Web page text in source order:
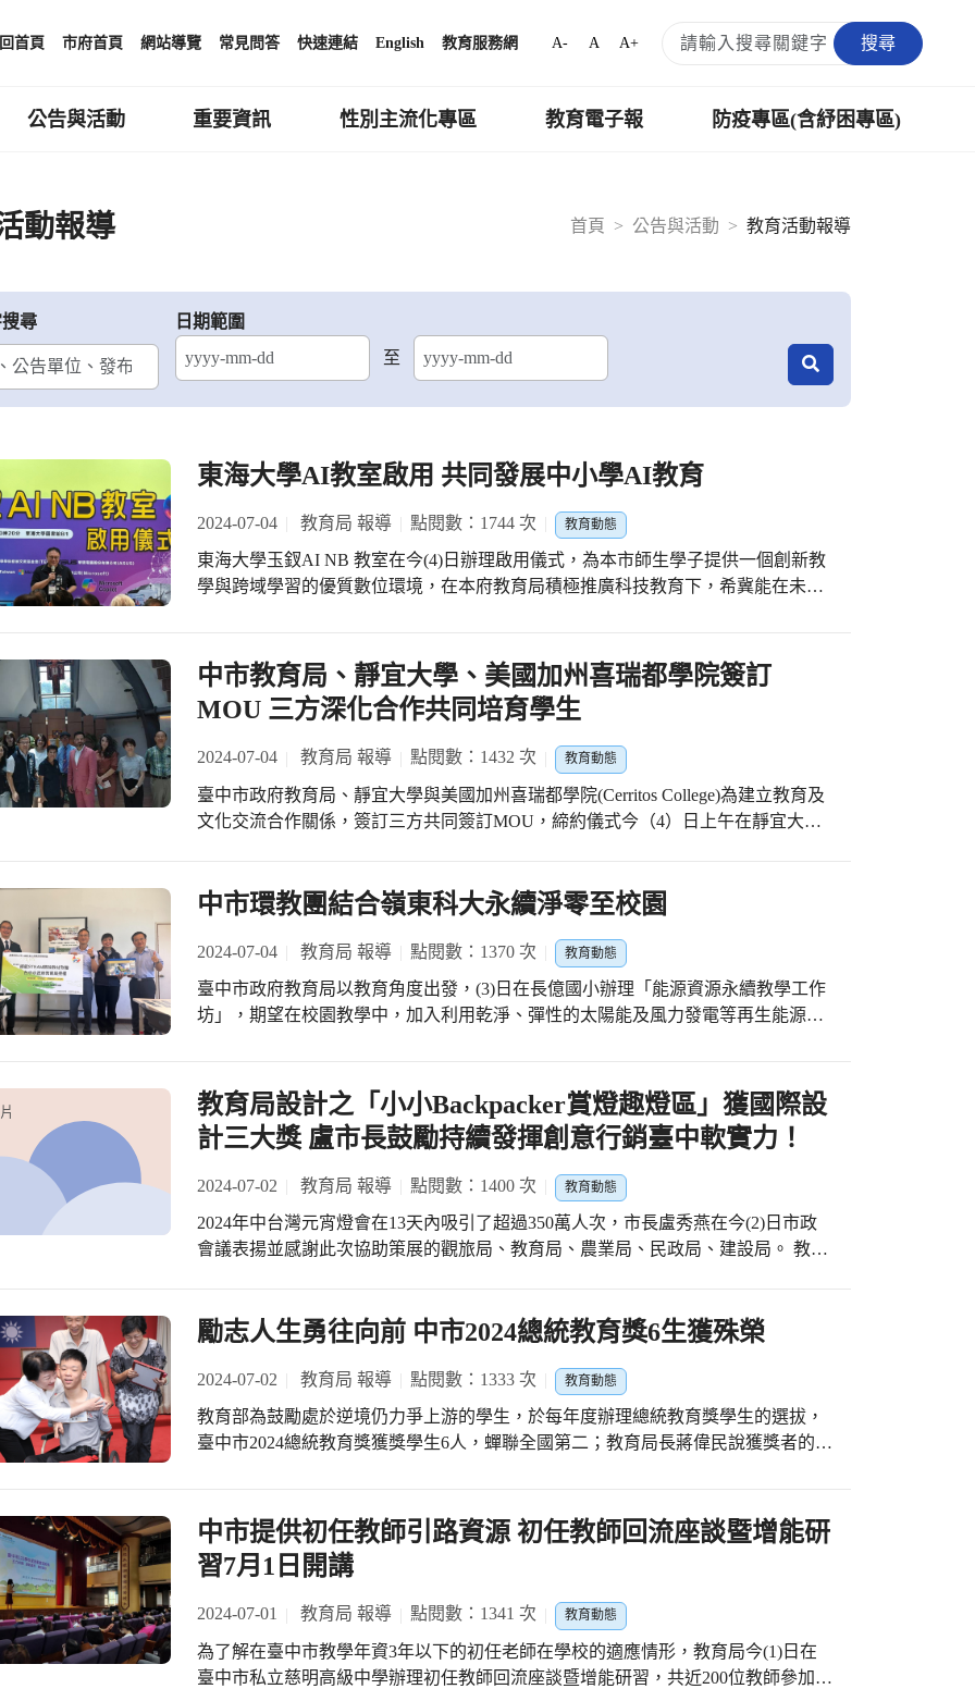
回首頁 市府首頁 網站導覽 常見問答 快速連結 English 教育服務網 A- A A+ 搜尋
公告與活動 重要資訊 性別主流化專區 教育電子報 防疫專區(含紓困專區)
首頁 公告與活動 教育活動報導
動報導
尋
日期範圍
至
結束日期
東海大學AI教室啟用 共同發展中小學AI教育
2024-07-04 教育局 報導 點閱數：1744 次 教育動態
東海大學玉釵AI NB 教室在今(4)日辦理啟用儀式，為本市師生學子提供一個創新教
學與跨域學習的優質數位環境，在本府教育局積極推廣科技教育下，希冀能在未來
根，教育局為落實「AI教育化、教育AI化」，在112學年度針對國中課程八大領域
中的國語文及藝術領域進行AI融入之教學種子教師工作坊，結合大學及業界資源辦
理教師研習，將本市的教育帶向人工智慧教育及數位學習新時代。除了設立3所
STEAM示範中心，在山、海、屯、中4區分別設置2座自造教育及科技中心，各校組
成策略聯盟，培育科技教育種子師資，辦理推廣科技教育及寒暑假課程與營隊活
動，兼顧教師增能與學生科技實作，以提升新課綱科技領域課程成效 東海大學
自107年起，開始有計畫地推動全校軟硬體環境，乃至於教學能量與制度上的變革與
教育》世界大學影響力排名進入世界百大，並受教友肯定慷慨捐贈支持建置「玉釵
善的軟硬體設備，讓本市學子在AI時代中脫穎而出，共創學子的科技未來。 教育局
表示，為實踐聯合國永續發展優質教育目標，推廣深化科技領域課程及精神，除了
設立3所STEAM示範中心，在山、海、屯、中各區亦設置2座自造教育及科技中心，
中市教育局、靜宜大學、美國加州喜瑞都學院簽訂
MOU 三方深化合作共同培育學生
2024-07-04 教育局 報導 點閱數：1432 次 教育動態
臺中市政府教育局、靜宜大學與美國加州喜瑞都學院(Cerritos College)為建立教育及
文化交流合作關係，簽訂三方共同簽訂MOU，締約儀式今（4）日上午在靜宜大學
長期交流關係正式開展。 蔣局長表示，盧秀燕市長重視推動國際教育，臺中市目前
參訪交流機會，安排到姊妹校參訪及入班上課，姊妹校也會規劃來台拜訪及入班交
流等等；教育局期望透過這次締結MOU，加深和加州喜瑞都學院及靜宜大學間的合
作，攜手讓雙邊的師生共同成長。 蔣局長說，這次MOU簽定後，三方合作的首部
語培力、接軌國際」為願景規劃課程，安排雙方進行文化交流及共同創作作品，並
規劃讓台美的師生一起探訪清水社區，共同參與清水嘉裕里社區壁畫彩繪活動，藉
何淑熏指出，透過此次經驗，靜宜大學不僅提供外籍生和本地生雙語及文化交流的
寶貴體驗，靜宜大學與台中市清水嘉裕里合作規劃，讓外籍生與本地生共同進行社
區壁畫彩繪，留下此次交流的美好回憶。 負責該計畫的美國加州喜瑞都學院理事劉
況相當熱烈，顯示出加州民眾對於來台學習的熱情。
中市環教團結合嶺東科大永續淨零至校園
2024-07-04 教育局 報導 點閱數：1370 次 教育動態
臺中市政府教育局以教育角度出發，(3)日在長億國小辦理「能源資源永續教學工作
坊」，期望在校園教學中，加入利用乾淨、彈性的太陽能及風力發電等再生能源，
者。 教育局指出，教育局的環境教育輔導團已連續6年辦理能源資源永續教學工作
坊，每年10所學校參與，教師經由工作坊的增能及共備，回到學校進行教學活動，
參與的師生超過2,000人次；今年感謝嶺東科技大學協助提供相關資源，除了在能源
資源永續利用之外，加入淨零碳排教學內容，從知識面，進一步提升到態度面及行
動面。 嶺東科大校長陳仁龍教授指出，科學證實氣候變遷造成的影響已經相當緊
急，氣候議題引發國際高度重視，各國陸續提出「2050淨零排放」的宣示與行動，
學校亦相當重視此議題，為此校內成立了「淨零永續產學研中心」，將ESG發展設
師生以STEAM專長結合綠能永續議題，發展"綠能STEAM開放教材"，設計邏輯編
案與臺中市政府教育局環境教育輔導團合作。 教育局表示，感謝今天由嶺東科大捐
贈參與工作坊學校每校2套「邏輯編程機器人」教組，並無償授權師生設計教案於臺
中市教育局使用，本次研習除這2套教組，教育局亦提供每校「氣候緊急狀態」桌遊
得，整理歸納討論教學方法，可以互相學習、成長，回到學校進行教學也就能更具
體達到教學目標，也能更清楚如何引導學生進行環境行動。
教育局設計之「小小Backpacker賞燈趣燈區」獲國際設
計三大獎 盧市長鼓勵持續發揮創意行銷臺中軟實力！
2024-07-02 教育局 報導 點閱數：1400 次 教育動態
2024年中台灣元宵燈會在13天內吸引了超過350萬人次，市長盧秀燕在今(2)日市政
會議表揚並感謝此次協助策展的觀旅局、教育局、農業局、民政局、建設局。 教育
獎-展覽與活動設計類-金獎」、「繆思創意-文化節慶類-金獎」，近日再傳榮獲「倫
局蔣偉民局長表示，臺中市一直推動跨領域的美感教育，希望孩子們能在生活中體
驗美感，此次燈會，教育局巧妙結合了科技教育、閱讀教育與美感藝術，將閱讀教
育元素與跨學科教育理念STEAM（科學、技術、工程、藝術和數學）融入燈區設計
育局設計的燈區「小小背包客-奇幻閱讀世界」，採用明亮生動的配色，營造色彩繽
紛、童趣洋溢的氛圍。燈區設計還結合了聯合國永續發展目標SDG 4「優質教育」
必要性，其中FUN閱全球燈組展示了來自世界七大洲的動物，象徵臺中教育面向世
界的胸懷。
勵志人生勇往向前 中市2024總統教育獎6生獲殊榮
2024-07-02 教育局 報導 點閱數：1333 次 教育動態
教育部為鼓勵處於逆境仍力爭上游的學生，於每年度辦理總統教育獎學生的選拔，
臺中市2024總統教育獎獲獎學生6人，蟬聯全國第二；教育局長蔣偉民說獲獎者的故
穎、大甲高中黎昱君、私立惠明盲校潘政穎、臺中一中林易、逢甲大學陳薏婷，以
逆處順的生命故事，成為全國學生的學習典範。 蔣局長表示，市長盧秀燕市長非常
重視教育，教育局對特殊教育投入大量資源，提升特教生的學習環境；這次5位特教
生克服障礙，積極面對用心譜出最美生命樂章的表現，同時擁有一顆感恩的心，令
人感動與肯定。 教育局指出，獲獎學生的故事都很勵志，勇敢向前的林易是再度獲
得總統教育獎，患腦性麻痺，無法使用滑鼠，用下巴操作，將數學、音樂、英文相
關作品分享到YouTube，才華洋溢。國小組石青禾患有腦傷不斷復健與自我要求，
中市提供初任教師引路資源 初任教師回流座談暨增能研
習7月1日開講
2024-07-01 教育局 報導 點閱數：1341 次 教育動態
為了解在臺中市教學年資3年以下的初任老師在學校的適應情形，教育局今(1)日在
臺中市私立慈明高級中學辦理初任教師回流座談暨增能研習，共近200位教師參加；